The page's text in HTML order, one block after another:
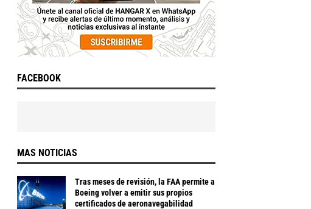
FACEBOOK
MAS NOTICIAS
Tras meses de revisión, la FAA permite a
Boeing volver a emitir sus propios
certificados de aeronavegabilidad